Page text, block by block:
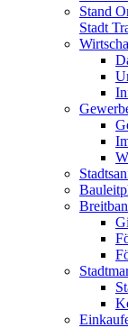
Stand
Stadt